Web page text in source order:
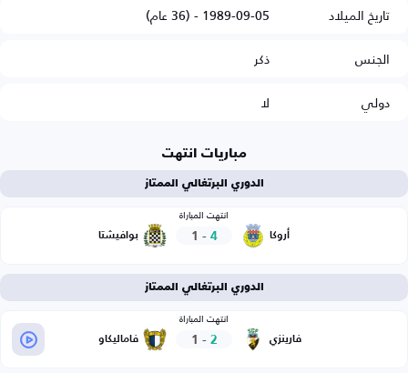
تاريخ الميلاد
1989-09-05 - (36 عام)
الجنس
ذكر
دولي
لا
مباريات انتهت
الدوري البرتغالي الممتاز
أروكا
انتهت المباراة
4
-
1 بوافيشتا
الدوري البرتغالي الممتاز
فارينزي
انتهت المباراة
2
-
1 فاماليكاو